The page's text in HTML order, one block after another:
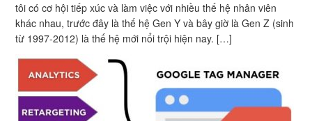
tôi có cơ hội tiếp xúc và làm việc với nhiều thế hệ nhân viên
khác nhau, trước đây là thế hệ Gen Y và bây giờ là Gen Z (sinh
từ 1997-2012) là thế hệ mới nổi trội hiện nay. […]